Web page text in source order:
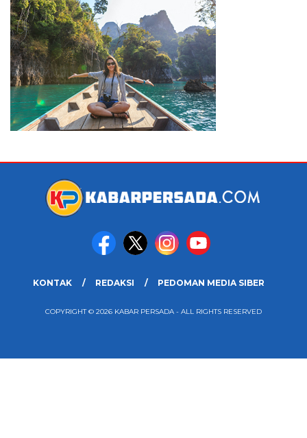
KONTAK REDAKSI PEDOMAN MEDIA SIBER
COPYRIGHT © 2026 KABAR PERSADA - ALL RIGHTS RESERVED